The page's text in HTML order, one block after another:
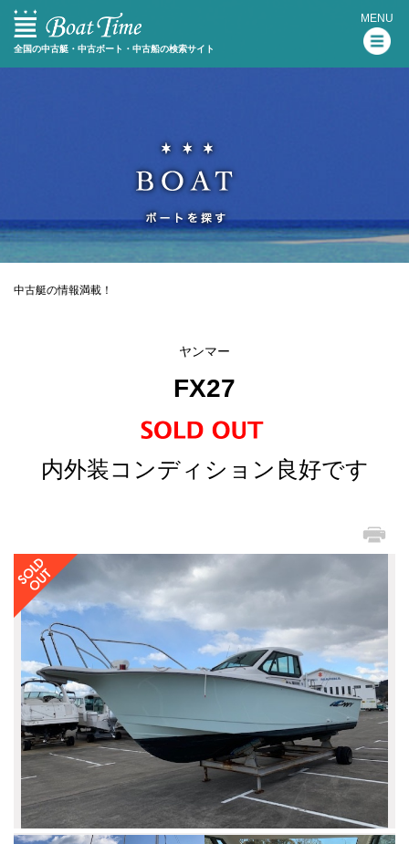
全国の中古艇・中古ボート・中古船の検索サイト
MENU
中古艇の情報満載！
ヤンマー
FX27
内外装コンディション良好です